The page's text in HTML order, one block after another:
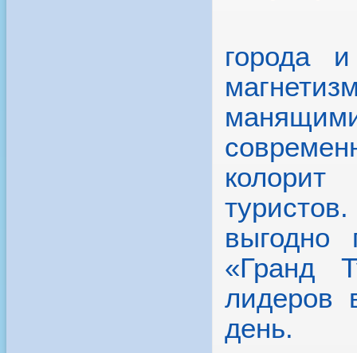
города
колорит
выгодно
«Гранд
лидеров
день.